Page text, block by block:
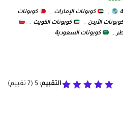
, كوبونات الإمارات ,
كوبونات
كوبونات الأردن , كوبونات الكويت ,
, كوبونات السعودية
التقييم: 5
(
7 تقييم)